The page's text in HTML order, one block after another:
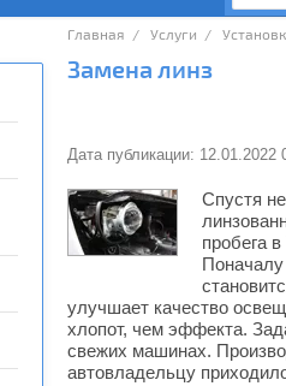
Главная
  /
Услуги
  /
Замена линз
Дата публикации: 12.01.2022
Спустя
пробега
улучшает качество
хлопот, чем эффекта.
свежих машинах.
автовладельцу